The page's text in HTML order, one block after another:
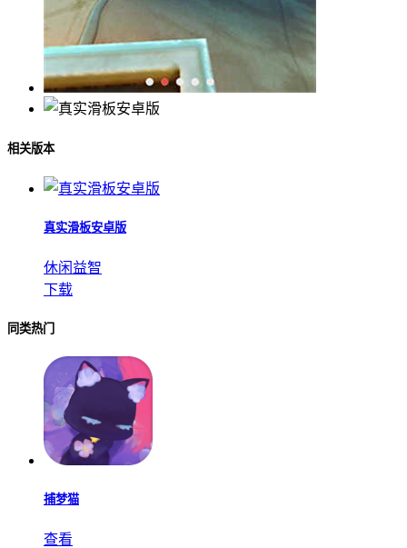
相关版本
真实滑板安卓版
休闲益智
下载
同类热门
捕梦猫
查看